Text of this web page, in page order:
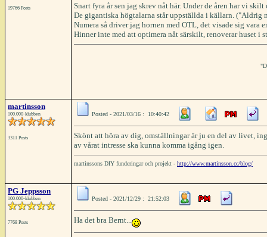
19766 Posts
Snart fyra år sen jag skrev nåt här. Under de åren har vi
De gigantiska högtalarna står uppställda i källarn. ("Aldrig
Numera så driver jag hornen med OTL, det visade sig vara
Hinner inte med att optimera nåt särskilt, renoverar huset i
martinsson
100.000-klubben
3311 Posts
Posted - 2021/03/16 : 10:40:42
Skönt att höra av dig, omställningar är ju en del av livet,
av vårat intresse ska kunna komma igång igen.
martinssons DIY funderingar och projekt - http://www.martinsson.cc/blog/
PG Jeppsson
100.000-klubben
7768 Posts
Posted - 2021/12/29 : 21:52:03
Ha det bra Bernt...